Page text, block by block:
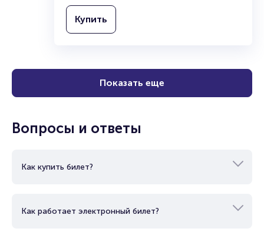
Купить
Показать еще
Вопросы и ответы
Как купить билет?
Как работает электронный билет?